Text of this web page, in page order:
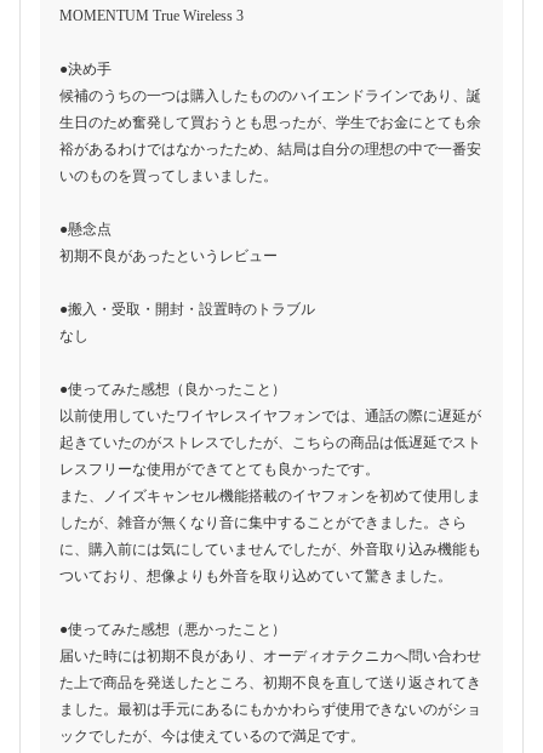
MOMENTUM True Wireless 3
●決め手
候補のうちの一つは購入したもののハイエンドラインであり、誕
生日のため奮発して買おうとも思ったが、学生でお金にとても余
裕があるわけではなかったため、結局は自分の理想の中で一番安
いのものを買ってしまいました。
●懸念点
初期不良があったというレビュー
●搬入・受取・開封・設置時のトラブル
なし
●使ってみた感想（良かったこと）
以前使用していたワイヤレスイヤフォンでは、通話の際に遅延が
起きていたのがストレスでしたが、こちらの商品は低遅延でスト
レスフリーな使用ができてとても良かったです。
また、ノイズキャンセル機能搭載のイヤフォンを初めて使用しま
したが、雑音が無くなり音に集中することができました。さら
に、購入前には気にしていませんでしたが、外音取り込み機能も
ついており、想像よりも外音を取り込めていて驚きました。
●使ってみた感想（悪かったこと）
届いた時には初期不良があり、オーディオテクニカへ問い合わせ
た上で商品を発送したところ、初期不良を直して送り返されてき
ました。最初は手元にあるにもかかわらず使用できないのがショ
ックでしたが、今は使えているので満足です。